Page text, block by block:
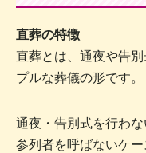
直葬の特徴
直葬とは、通夜や告
プルな葬儀の形です。
通夜・告別式を行わな
参列者を呼ばないケ